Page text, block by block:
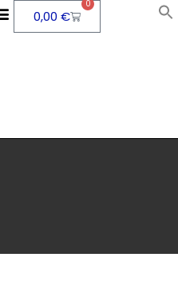
0,00€
0